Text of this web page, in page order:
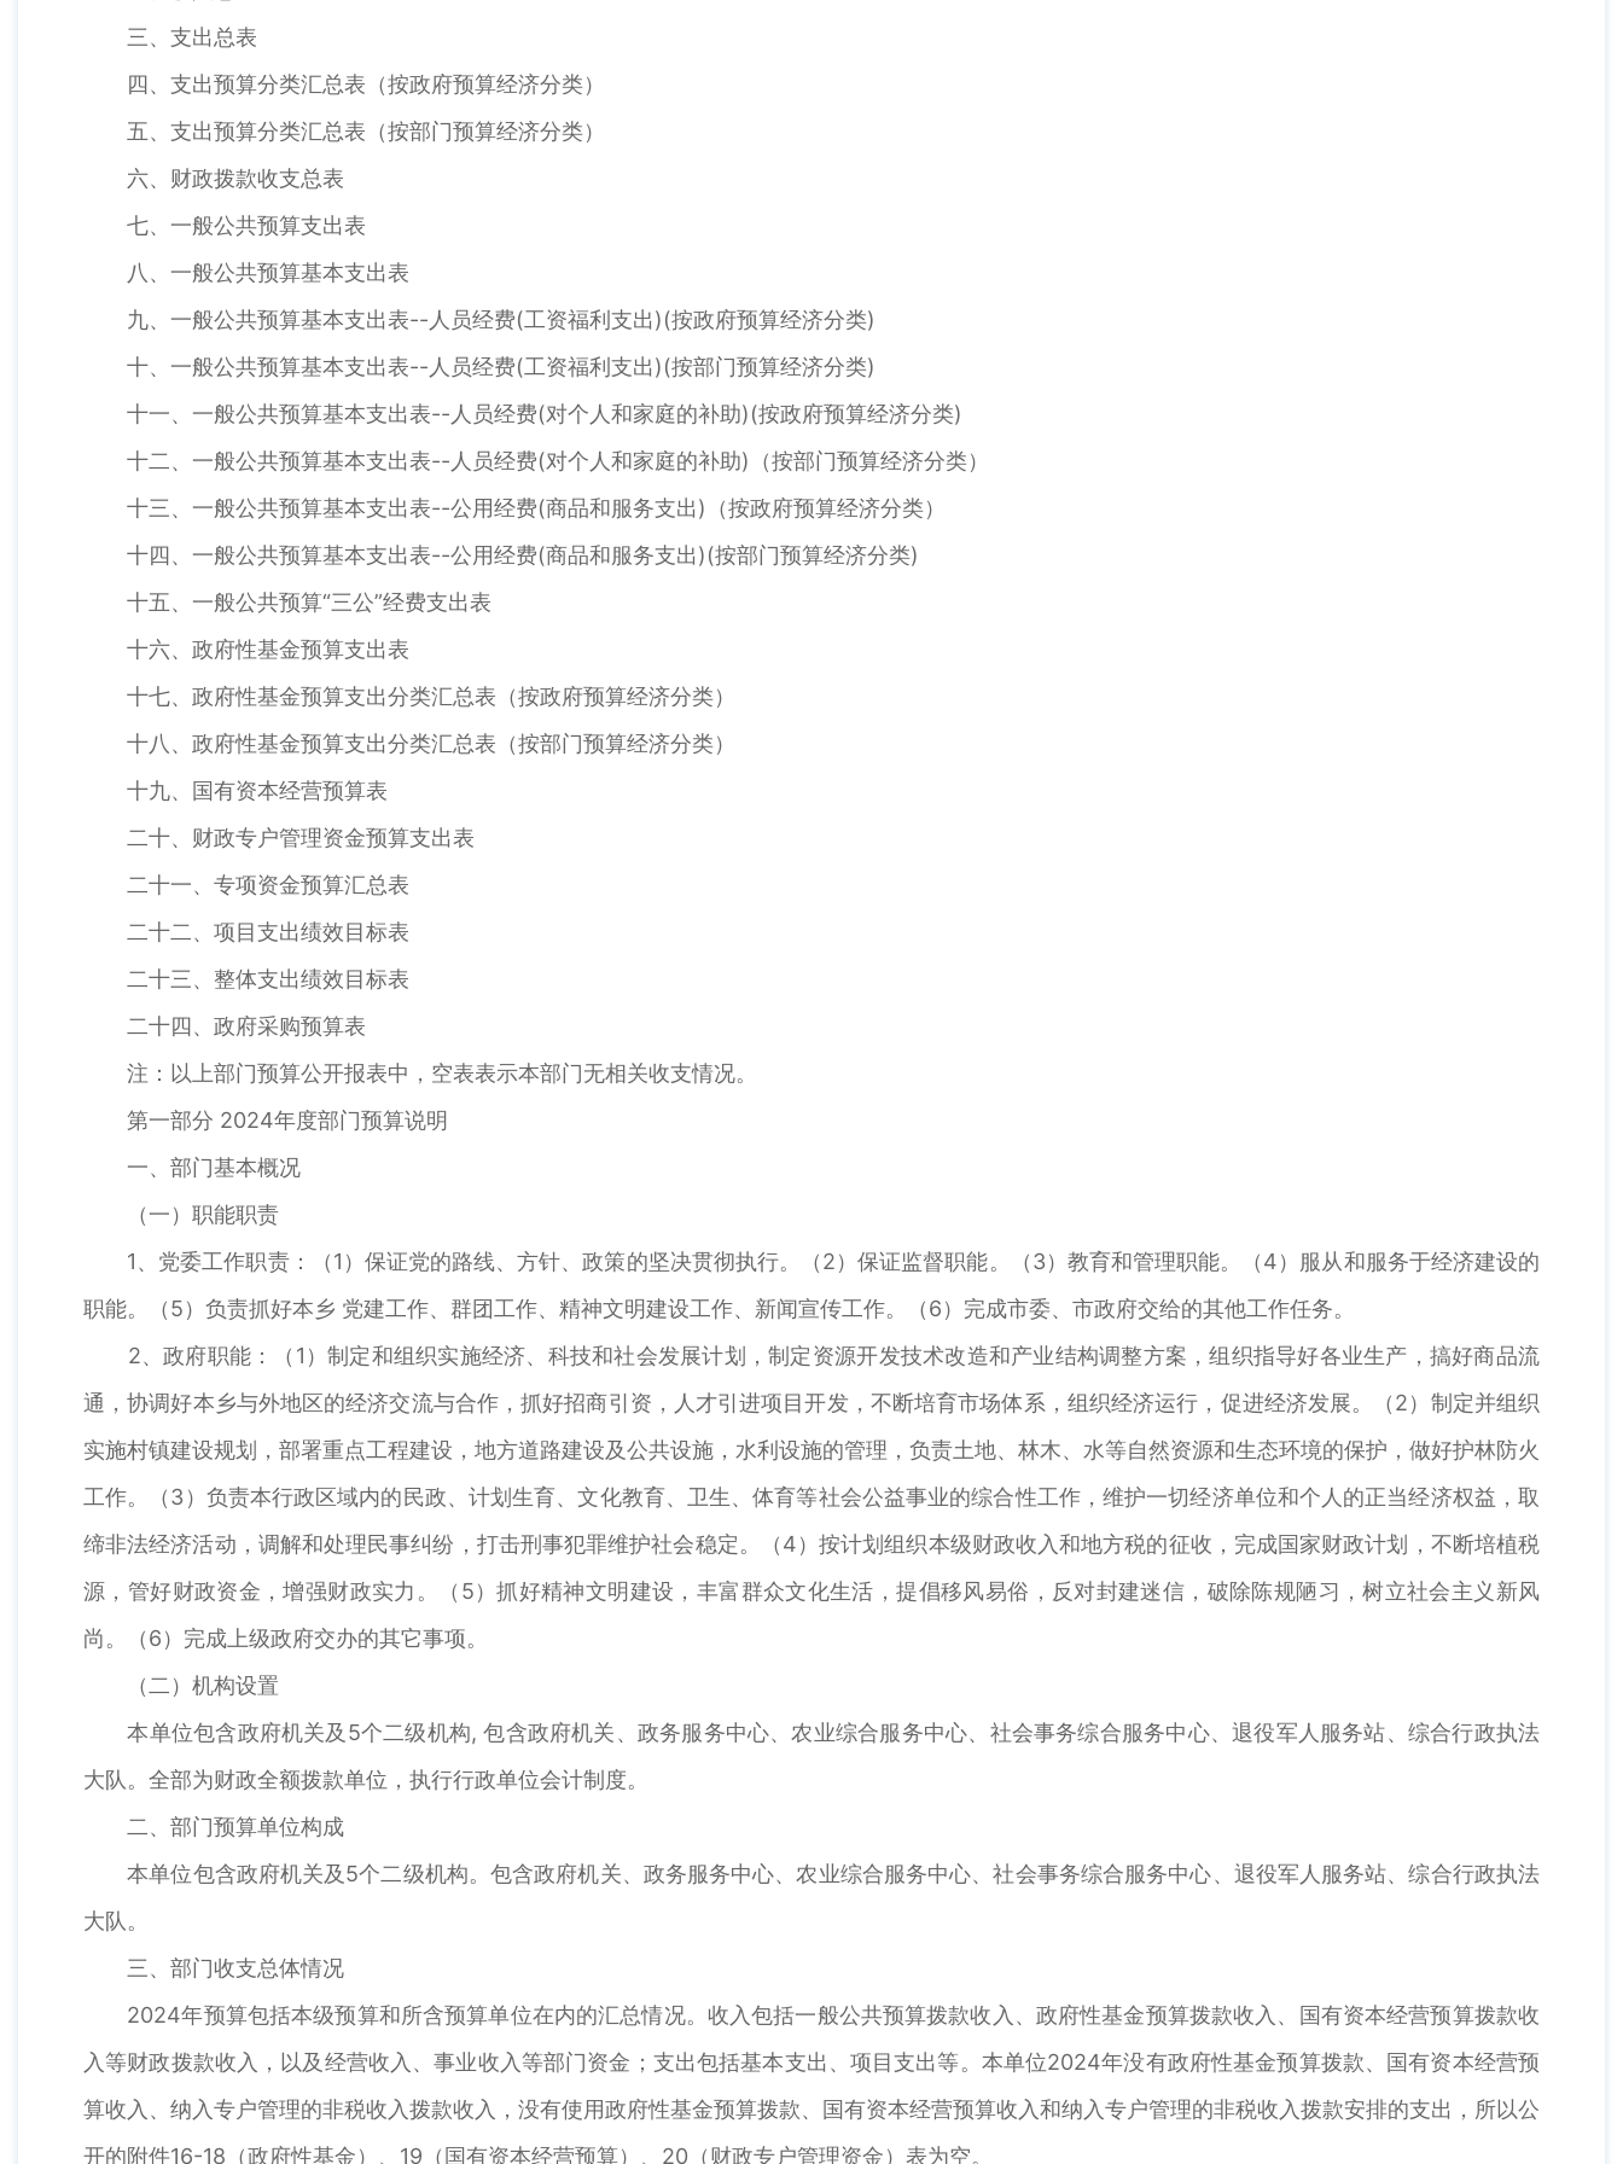
三、支出总表
四、支出预算分类汇总表（按政府预算经济分类）
五、支出预算分类汇总表（按部门预算经济分类）
六、财政拨款收支总表
七、一般公共预算支出表
八、一般公共预算基本支出表
九、一般公共预算基本支出表--人员经费(工资福利支出)(按政府预算经济分类)
十、一般公共预算基本支出表--人员经费(工资福利支出)(按部门预算经济分类)
十一、一般公共预算基本支出表--人员经费(对个人和家庭的补助)(按政府预算经济分类)
十二、一般公共预算基本支出表--人员经费(对个人和家庭的补助)（按部门预算经济分类）
十三、一般公共预算基本支出表--公用经费(商品和服务支出)（按政府预算经济分类）
十四、一般公共预算基本支出表--公用经费(商品和服务支出)(按部门预算经济分类)
十五、一般公共预算“三公”经费支出表
十六、政府性基金预算支出表
十七、政府性基金预算支出分类汇总表（按政府预算经济分类）
十八、政府性基金预算支出分类汇总表（按部门预算经济分类）
十九、国有资本经营预算表
二十、财政专户管理资金预算支出表
二十一、专项资金预算汇总表
二十二、项目支出绩效目标表
二十三、整体支出绩效目标表
二十四、政府采购预算表
注：以上部门预算公开报表中，空表表示本部门无相关收支情况。
第一部分 2024年度部门预算说明
一、部门基本概况
（一）职能职责
1、党委工作职责：（1）保证党的路线、方针、政策的坚决贯彻执行。（2）保证监督职能。（3）教育和管理职能。（4）服从和服务于经济建设的
职能。（5）负责抓好本乡 党建工作、群团工作、精神文明建设工作、新闻宣传工作。（6）完成市委、市政府交给的其他工作任务。
2、政府职能：（1）制定和组织实施经济、科技和社会发展计划，制定资源开发技术改造和产业结构调整方案，组织指导好各业生产，搞好商品流
通，协调好本乡与外地区的经济交流与合作，抓好招商引资，人才引进项目开发，不断培育市场体系，组织经济运行，促进经济发展。（2）制定并组织
实施村镇建设规划，部署重点工程建设，地方道路建设及公共设施，水利设施的管理，负责土地、林木、水等自然资源和生态环境的保护，做好护林防火
工作。（3）负责本行政区域内的民政、计划生育、文化教育、卫生、体育等社会公益事业的综合性工作，维护一切经济单位和个人的正当经济权益，取
缔非法经济活动，调解和处理民事纠纷，打击刑事犯罪维护社会稳定。（4）按计划组织本级财政收入和地方税的征收，完成国家财政计划，不断培植税
源，管好财政资金，增强财政实力。（5）抓好精神文明建设，丰富群众文化生活，提倡移风易俗，反对封建迷信，破除陈规陋习，树立社会主义新风
尚。（6）完成上级政府交办的其它事项。
（二）机构设置
本单位包含政府机关及5个二级机构, 包含政府机关、政务服务中心、农业综合服务中心、社会事务综合服务中心、退役军人服务站、综合行政执法
大队。全部为财政全额拨款单位，执行行政单位会计制度。
二、部门预算单位构成
本单位包含政府机关及5个二级机构。包含政府机关、政务服务中心、农业综合服务中心、社会事务综合服务中心、退役军人服务站、综合行政执法
大队。
三、部门收支总体情况
2024年预算包括本级预算和所含预算单位在内的汇总情况。收入包括一般公共预算拨款收入、政府性基金预算拨款收入、国有资本经营预算拨款收
入等财政拨款收入，以及经营收入、事业收入等部门资金；支出包括基本支出、项目支出等。本单位2024年没有政府性基金预算拨款、国有资本经营预
算收入、纳入专户管理的非税收入拨款收入，没有使用政府性基金预算拨款、国有资本经营预算收入和纳入专户管理的非税收入拨款安排的支出，所以公
开的附件16-18（政府性基金）、19（国有资本经营预算）、20（财政专户管理资金）表为空。